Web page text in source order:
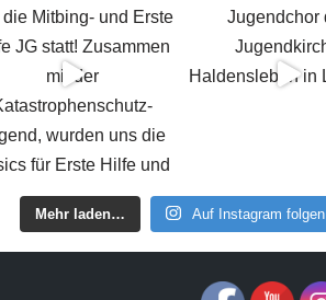
Mehr laden… Auf Instagram folgen